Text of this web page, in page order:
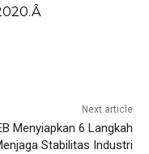
Next article
Menyiapkan 6 Langkah
Stabilitas Industri